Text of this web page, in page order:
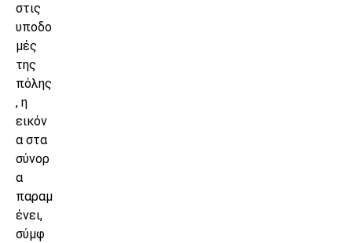
στις
υποδο
μές
της
πόλης
, η
εικόν
α στα
σύνορ
α
παραμ
ένει,
σύμφ